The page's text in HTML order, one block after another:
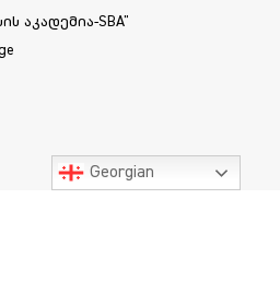
აკადემია-SBA"
Georgian